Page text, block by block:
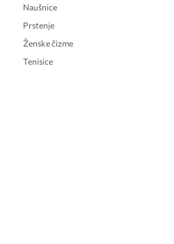
Naušnice
Prstenje
Ženske čizme
Tenisice